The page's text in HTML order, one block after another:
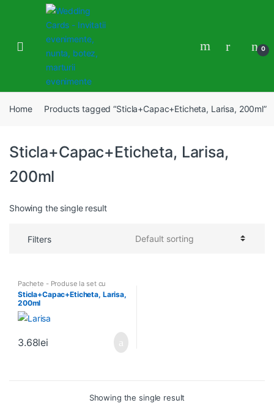
0
Home Products tagged “Sticla+Capac+Eticheta, Larisa, 200ml”
Sticla+Capac+Eticheta, Larisa,
200ml
Showing the single result
Filters
Pachete - Produse la set cu
tiparire
Sticla+Capac+Eticheta, Larisa,
200ml
3.68lei
Showing the single result